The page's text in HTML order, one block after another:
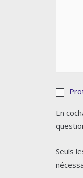
RGPD
En
Seuls